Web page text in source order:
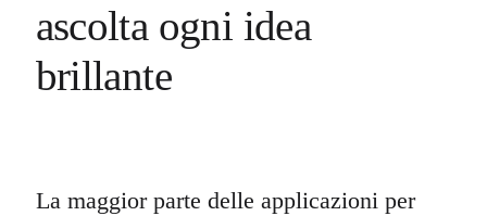
ascolta ogni idea
brillante
La maggior parte delle applicazioni per